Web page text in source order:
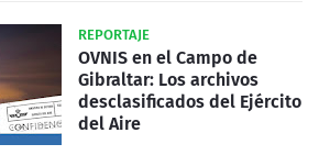
REPORTAJE
OVNIS en el Campo de
Gibraltar: Los archivos
desclasificados del Ejército
del Aire